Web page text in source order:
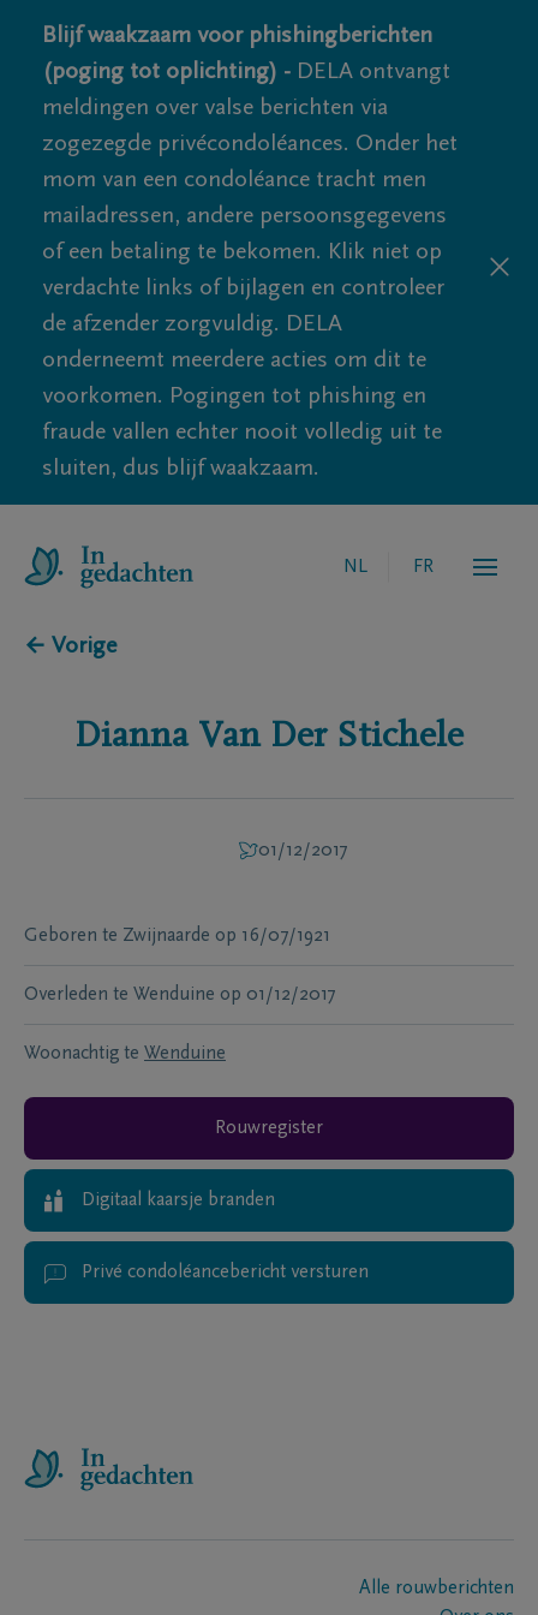
Blijf waakzaam voor phishingberichten
(poging tot oplichting) - DELA ontvangt
meldingen over valse berichten via
zogezegde privécondoléances. Onder het
mom van een condoléance tracht men
mailadressen, andere persoonsgegevens
of een betaling te bekomen. Klik niet op
verdachte links of bijlagen en controleer
de afzender zorgvuldig. DELA
onderneemt meerdere acties om dit te
voorkomen. Pogingen tot phishing en
fraude vallen echter nooit volledig uit te
sluiten, dus blijf waakzaam.
NL FR
← Vorige
Dianna Van Der Stichele
01/12/2017
Geboren te Zwijnaarde op 16/07/1921
Overleden te Wenduine op 01/12/2017
Woonachtig te Wenduine
Rouwregister
Digitaal kaarsje branden
Privé condoléancebericht versturen
Alle rouwberichten